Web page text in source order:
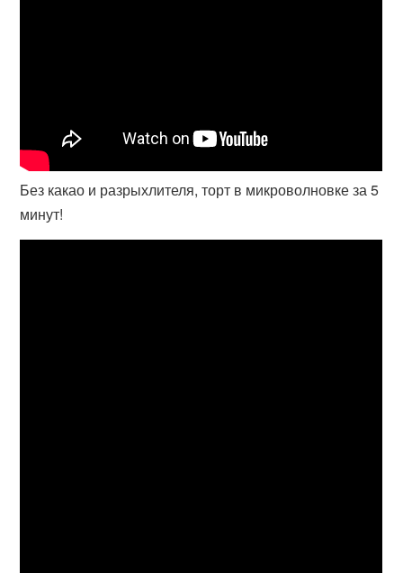
Без какао и разрыхлителя, торт в микроволновке за 5
минут!